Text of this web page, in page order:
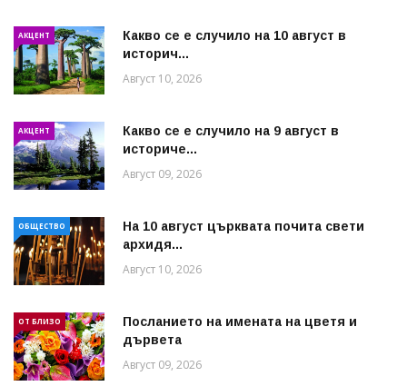
АКЦЕНТ
Какво се е случило на 10 август в
историч...
Август 10, 2026
АКЦЕНТ
Какво се е случило на 9 август в
историче...
Август 09, 2026
ОБЩЕСТВО
На 10 август църквата почита свети
архидя...
Август 10, 2026
ОТ БЛИЗО
Посланието на имената на цветя и
дървета
Август 09, 2026